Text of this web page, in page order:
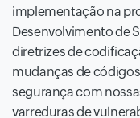
implementação na
Desenvolvimento de
diretrizes de
mudanças de
segurança com
varreduras de